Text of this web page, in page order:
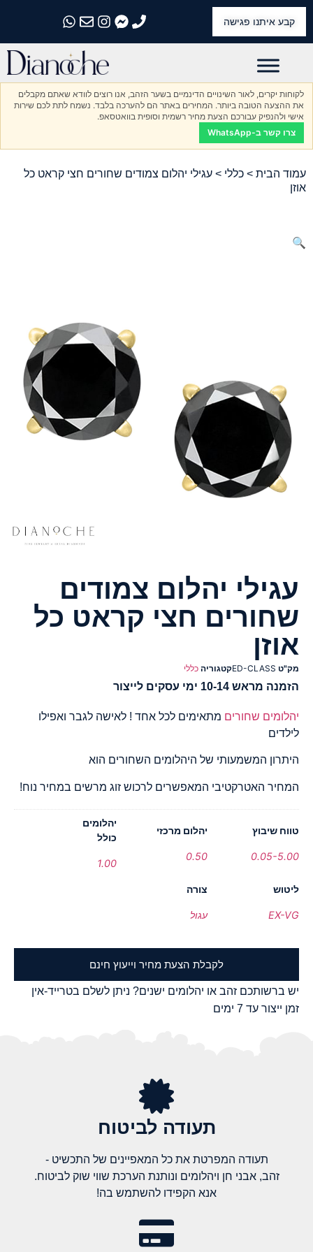
קבע איתנו פגישה
התקשרו אלינו
התקשרו אלינו
התקשרו אלינו
התקשרו אלינו
התקשרו אלינו
לקוחות יקרים, לאור השינויים הדינמיים בשער הזהב, אנו רוצים לוודא שאתם מקבלים
את ההצעה הטובה ביותר. המחירים באתר הם להערכה בלבד. נשמח לתת לכם שירות
אישי ולהנפיק עבורכם הצעת מחיר רשמית וסופית בוואטסאפ.
צרו קשר ב-WhatsApp
עמוד הבית > כללי > עגילי יהלום צמודים שחורים חצי קראט כל
אוזן
🔍
עגילי יהלום צמודים
שחורים חצי קראט כל
אוזן
מק"ט ED-CLASSקטגוריה כללי
הזמנה מראש 10-14 ימי עסקים לייצור
יהלומים שחורים מתאימים לכל אחד ! לאישה לגבר ואפילו
לילדים
היתרון המשמעותי של היהלומים השחורים הוא
המחיר האטרקטיבי המאפשרים לרכוש זוג מרשים במחיר נוח!
טווח שיבוץ
0.05-5.00
יהלום מרכזי
0.50
יהלומים
כולל
1.00
ליטוש
EX-VG
צורה
עגול
לקבלת הצעת מחיר וייעוץ חינם
יש ברשותכם זהב או יהלומים ישנים? ניתן לשלם בטרייד-אין
זמן ייצור עד 7 ימים
תעודה לביטוח
תעודה המפרטת את כל המאפיינים של התכשיט -
זהב, אבני חן ויהלומים ונותנת הערכת שווי שוק לביטוח.
אנא הקפידו להשתמש בה!